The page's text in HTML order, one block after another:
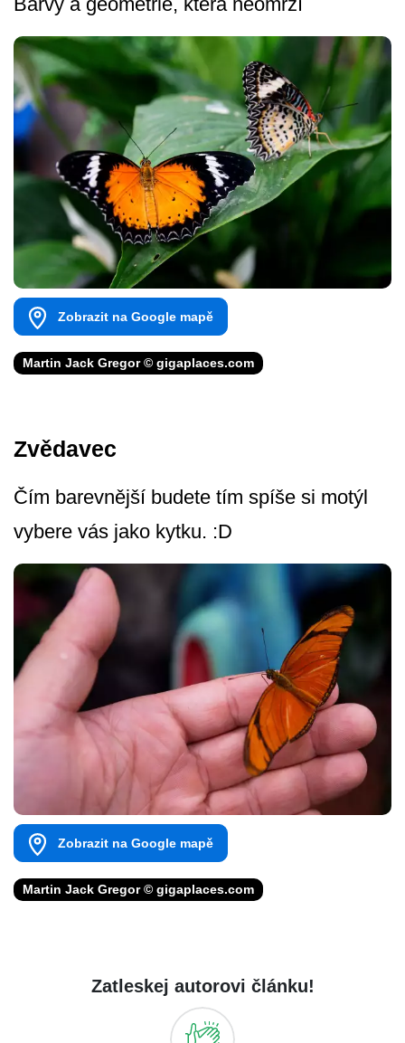
Zobrazit na Google mapě
Martin Jack Gregor © gigaplaces.com
Zvědavec
Čím barevnější budete tím spíše si motýl
vybere vás jako kytku. :D
Zobrazit na Google mapě
Martin Jack Gregor © gigaplaces.com
Zatleskej autorovi článku!